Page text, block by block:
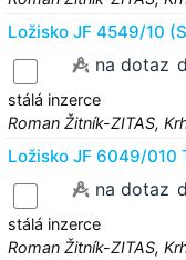
Ložisko JF 4549/10
na dotaz
stálá inzerce
Roman Žitník-ZITAS,
Ložisko JF 6049/010
na dotaz
stálá inzerce
Roman Žitník-ZITAS,